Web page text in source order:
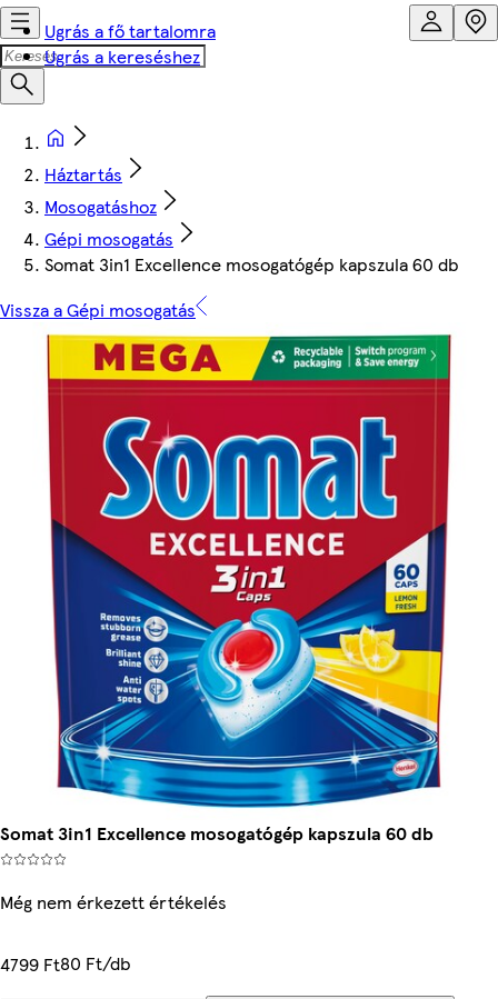
Ugrás a fő tartalomra
Ugrás a kereséshez
Háztartás
Mosogatáshoz
Gépi mosogatás
Somat 3in1 Excellence mosogatógép kapszula 60 db
Vissza a Gépi mosogatás
Somat 3in1 Excellence mosogatógép kapszula 60 db
Még nem érkezett értékelés
4799 Ft80 Ft/db